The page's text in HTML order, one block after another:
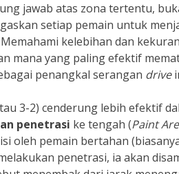
jawab atas zona tertentu,
setiap pemain untuk
kelebihan dan
mana yang paling efektif
penangkal serangan drive
3-2) cenderung lebih efektif
penetrasi ke tengah (Paint
oleh pemain bertahan
penetrasi, ia akan